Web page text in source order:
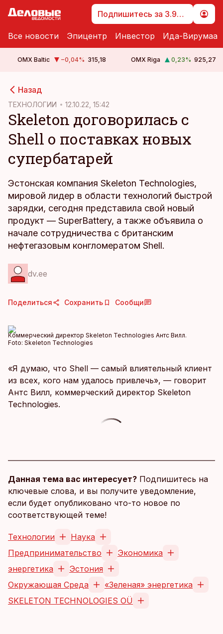
Подпишитесь за 3.99 €
Все новости Эпицентр Инвестор Ида-Вирумаа
OMX Baltic −0,04% 315,18 OMX Riga 0,23% 925,27
Назад
ТЕХНОЛОГИИ 12.10.22, 15:42
Skeleton договорилась с
Shell о поставках новых
супербатарей
Эстонская компания Skeleton Technologies,
мировой лидер в области технологий быстрой
зарядки, сегодня представила свой новый
продукт — SuperBattery, а также объявила о
начале сотрудничества с британским
нефтегазовым конгломератом Shell.
dv.ee
Поделиться Сохранить Сообщи
Коммерческий директор Skeleton Technologies Антс Вилл.
Foto: Skeleton Technologies
«Я думаю, что Shell — самый влиятельный клиент
из всех, кого нам удалось привлечь», — говорит
Антс Вилл, коммерческий директор Skeleton
Technologies.
Данная тема вас интересует? Подпишитесь на
ключевые слова, и вы получите уведомление,
если будет опубликовано что-то новое по
соответствующей теме!
Технологии
Наука
Предпринимательство
Экономика
энергетика
Эстония
Окружающая Среда
«Зеленая» энергетика
SKELETON TECHNOLOGIES OÜ